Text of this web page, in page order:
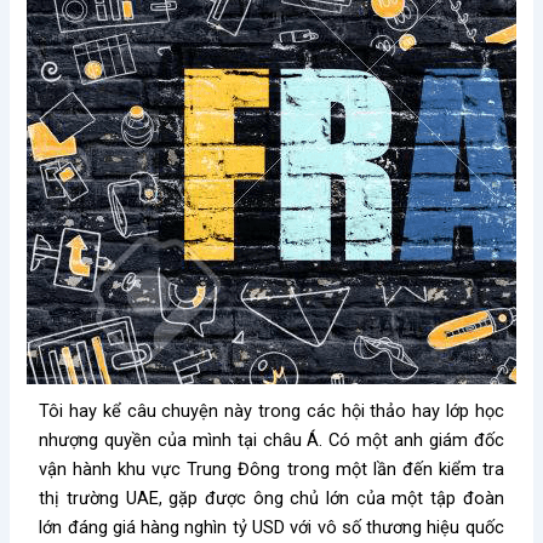
Tôi hay kể câu chuyện này trong các hội thảo hay lớp học
nhượng quyền của mình tại châu Á. Có một anh giám đốc
vận hành khu vực Trung Đông trong một lần đến kiểm tra
thị trường UAE, gặp được ông chủ lớn của một tập đoàn
lớn đáng giá hàng nghìn tỷ USD với vô số thương hiệu quốc